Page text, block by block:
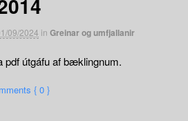
09/2024 in Greinar og umfjallanir
útgáfu af bæklingnum.
{ 0 }